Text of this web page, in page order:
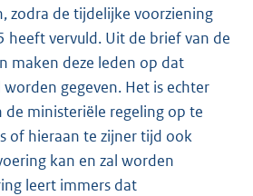
zodra de tijdelijke voorziening
heeft vervuld. Uit de brief van de
maken deze leden op dat
gegeven. Het is echter
ministeriële regeling op te
of hieraan te zijner tijd ook
kan en zal worden
leert immers dat